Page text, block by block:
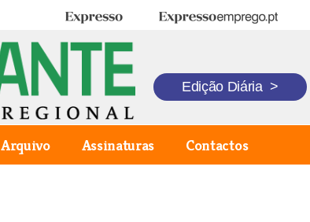
Expresso Expresso Emprego
Edição Diária >
Arquivo Assinaturas Contactos